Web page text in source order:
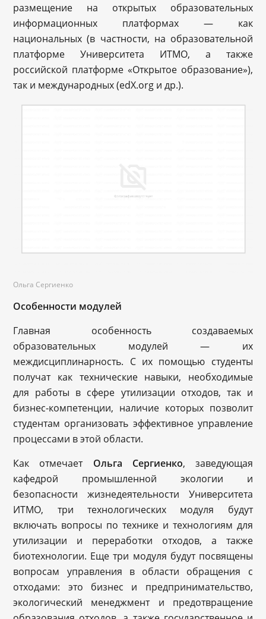
размещение на открытых образовательных
информационных платформах — как
национальных (в частности, на образовательной
платформе Университета ИТМО, а также
российской платформе «Открытое образование»),
так и международных (edX.org и др.).
Ольга Сергиенко
Особенности модулей
Главная особенность создаваемых
образовательных модулей — их
междисциплинарность. С их помощью студенты
получат как технические навыки, необходимые
для работы в сфере утилизации отходов, так и
бизнес-компетенции, наличие которых позволит
студентам организовать эффективное управление
процессами в этой области.
Как отмечает Ольга Сергиенко, заведующая
кафедрой промышленной экологии и
безопасности жизнедеятельности Университета
ИТМО, три технологических модуля будут
включать вопросы по технике и технологиям для
утилизации и переработки отходов, а также
биотехнологии. Еще три модуля будут посвящены
вопросам управления в области обращения с
отходами: это бизнес и предпринимательство,
экологический менеджмент и предотвращение